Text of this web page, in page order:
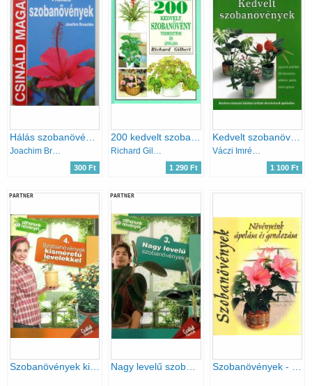
Hálás szobanövények (Csináld magad)
Joachim Breschke
300 Ft
200 kedvelt szobanövény termesztése és ápolása
Richard Gilbert
1 290 Ft
Kedvelt szobanövények
Váczi Imréné Dr.; Dede Géza
1 100 Ft
PARTNER PARTNER